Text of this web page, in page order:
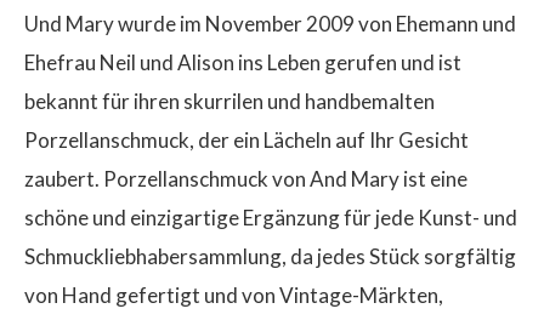
Und Mary wurde im November 2009 von Ehemann und
Ehefrau Neil und Alison ins Leben gerufen und ist
bekannt für ihren skurrilen und handbemalten
Porzellanschmuck, der ein Lächeln auf Ihr Gesicht
zaubert. Porzellanschmuck von And Mary ist eine
schöne und einzigartige Ergänzung für jede Kunst- und
Schmuckliebhabersammlung, da jedes Stück sorgfältig
von Hand gefertigt und von Vintage-Märkten,